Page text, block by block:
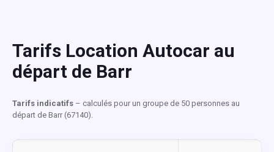
Tarifs Location Autocar au
départ de Barr
Tarifs indicatifs – calculés pour un groupe de 50 personnes au
départ de Barr (67140).